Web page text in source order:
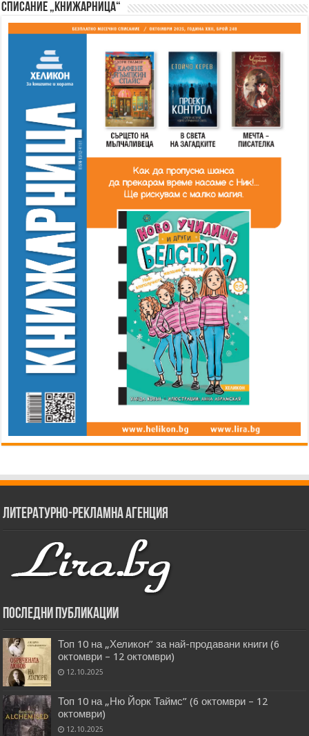
Списание „Книжарница“
Литературно-рекламна агенция
Последни публикации
Топ 10 на „Хеликон” за най-продавани книги (6
октомври – 12 октомври)
12.10.2025
Топ 10 на „Ню Йорк Таймс” (6 октомври – 12
октомври)
12.10.2025